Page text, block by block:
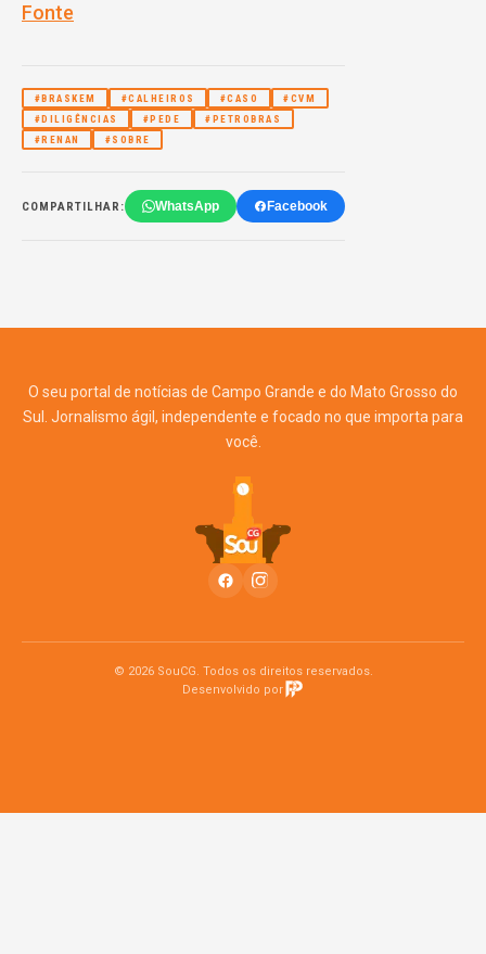
Fonte
#BRASKEM #CALHEIROS #CASO
#CVM
#DILIGÊNCIAS
#PEDE
#PETROBRAS
#RENAN
#SOBRE
COMPARTILHAR: WhatsApp Facebook
O seu portal de notícias de Campo Grande e do Mato Grosso do
Sul. Jornalismo ágil, independente e focado no que importa para
você.
© 2026 SouCG. Todos os direitos reservados.
Desenvolvido por